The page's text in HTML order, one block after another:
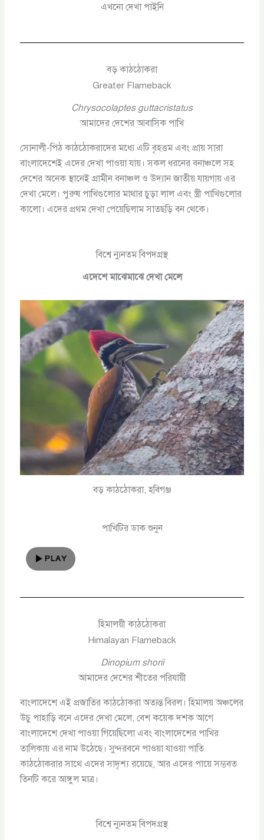
এখনো দেখা পাইনি
বড় কাঠঠোকরা
Greater Flameback
Chrysocolaptes guttacristatus
আমাদের দেশের আবাসিক পাখি
সোনালী-পিঠ কাঠঠোকরাদের মধ্যে এটি বৃহত্তম এবং প্রায় সারা
বাংলাদেশেই এদের দেখা পাওয়া যায়। সকল ধরনের বনাঞ্চলে সহ
দেশের অনেক স্থানেই গ্রামীন বনাঞ্চল ও উদ্যান জাতীয় যায়গায় এর
দেখা মেলে। পুরুষ পাখিগুলোর মাথার চুড়া লাল এবং স্ত্রী পাখিগুলোর
কালো। এদের প্রথম দেখা পেয়েছিলাম সাতছড়ি বন থেকে।
বিশ্বে ন্যুনতম বিপদগ্রস্থ
এদেশে মাঝেমাঝে দেখা মেলে
বড় কাঠঠোকরা, হবিগঞ্জ
পাখিটির ডাক শুনুন
PLAY
হিমালয়ী কাঠঠোকরা
Himalayan Flameback
Dinopium shorii
আমাদের দেশের শীতের পরিযায়ী
বাংলাদেশে এই প্রজাতির কাঠঠোকরা অত্যন্ত বিরল। হিমালয় অঞ্চলের
উচু পাহাড়ি বনে এদের দেখা মেলে, বেশ কয়েক দশক আগে
বাংলাদেশে দেখা পাওয়া গিয়েছিলো এবং বাংলাদেশের পাখির
তালিকায় এর নাম উঠেছে। সুন্দরবনে পাওয়া যাওয়া পাতি
কাঠঠোকরার সাথে এদের সাদৃশ্য রয়েছে, আর এদের পায়ে সম্ভবত
তিনটি করে আঙ্গুল মাত্র।
বিশ্বে ন্যুনতম বিপদগ্রস্থ